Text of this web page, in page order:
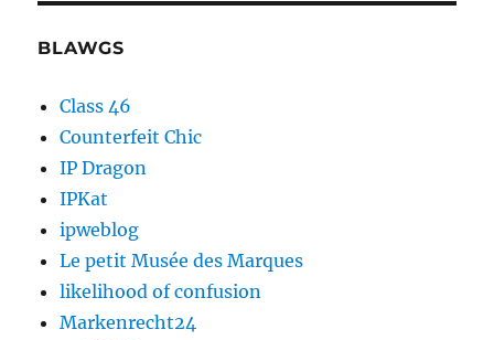
BLAWGS
Class 46
Counterfeit Chic
IP Dragon
IPKat
ipweblog
Le petit Musée des Marques
likelihood of confusion
Markenrecht24